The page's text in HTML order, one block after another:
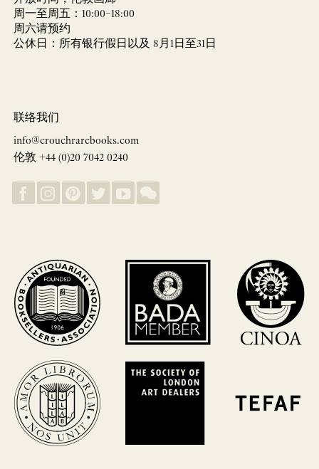
周一至周五：10:00–18:00
周六请预约
公休日：所有银行假日以及 8月1日至31日
联络我们
info@crouchrarebooks.com
伦敦 +44 (0)20 7042 0240